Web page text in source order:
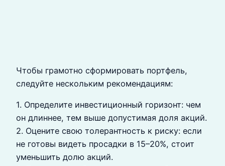
Чтобы грамотно сформировать портфель,
следуйте нескольким рекомендациям:
1. Определите инвестиционный горизонт: чем
он длиннее, тем выше допустимая доля акций.
2. Оцените свою толерантность к риску: если
не готовы видеть просадки в 15–20%, стоит
уменьшить долю акций.